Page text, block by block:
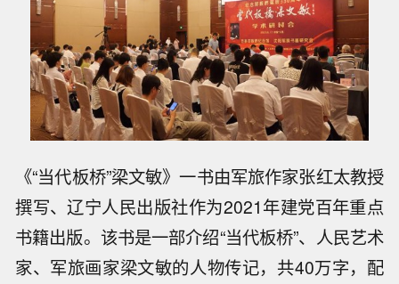
《“当代板桥”梁文敏》一书由军旅作家张红太教授
撰写、辽宁人民出版社作为2021年建党百年重点
书籍出版。该书是一部介绍“当代板桥”、人民艺术
家、军旅画家梁文敏的人物传记，共40万字，配